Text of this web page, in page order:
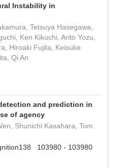
Instability in
Tetsuya Hasegawa,
Ken Kikuchi, Arito Yozu,
Hiroaki Fujita, Keisuke
Qi An
and prediction in
of agency
Shunichi Kasahara, Tom
103980 - 103980